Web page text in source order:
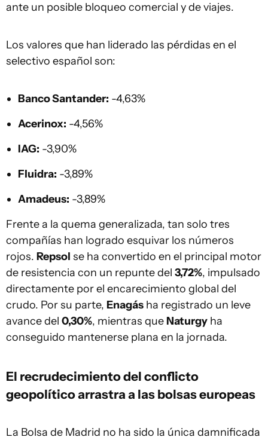
ante un posible bloqueo comercial y de viajes.
Los valores que han liderado las pérdidas en el
selectivo español son:
Banco Santander: -4,63%
Acerinox: -4,56%
IAG: -3,90%
Fluidra: -3,89%
Amadeus: -3,89%
Frente a la quema generalizada, tan solo tres
compañías han logrado esquivar los números
rojos. Repsol se ha convertido en el principal motor
de resistencia con un repunte del 3,72%, impulsado
directamente por el encarecimiento global del
crudo. Por su parte, Enagás ha registrado un leve
avance del 0,30%, mientras que Naturgy ha
conseguido mantenerse plana en la jornada.
El recrudecimiento del conflicto
geopolítico arrastra a las bolsas europeas
La Bolsa de Madrid no ha sido la única damnificada